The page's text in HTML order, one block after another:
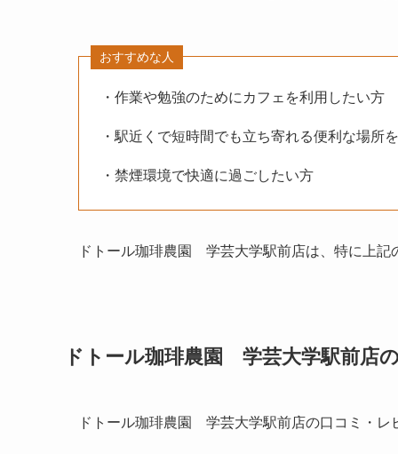
おすすめな人
・作業や勉強のためにカフェを利用したい方
・駅近くで短時間でも立ち寄れる便利な場所
・禁煙環境で快適に過ごしたい方
ドトール珈琲農園 学芸大学駅前店は、特に上記
ドトール珈琲農園 学芸大学駅前店
ドトール珈琲農園 学芸大学駅前店の口コミ・レ